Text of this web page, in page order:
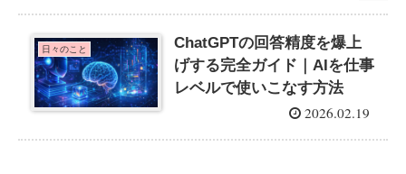
日々のこと
ChatGPTの回答精度を爆上
げする完全ガイド｜AIを仕事
レベルで使いこなす方法
2026.02.19